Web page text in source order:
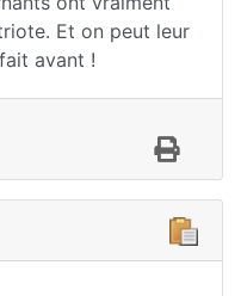
Et on peut leur
avant !